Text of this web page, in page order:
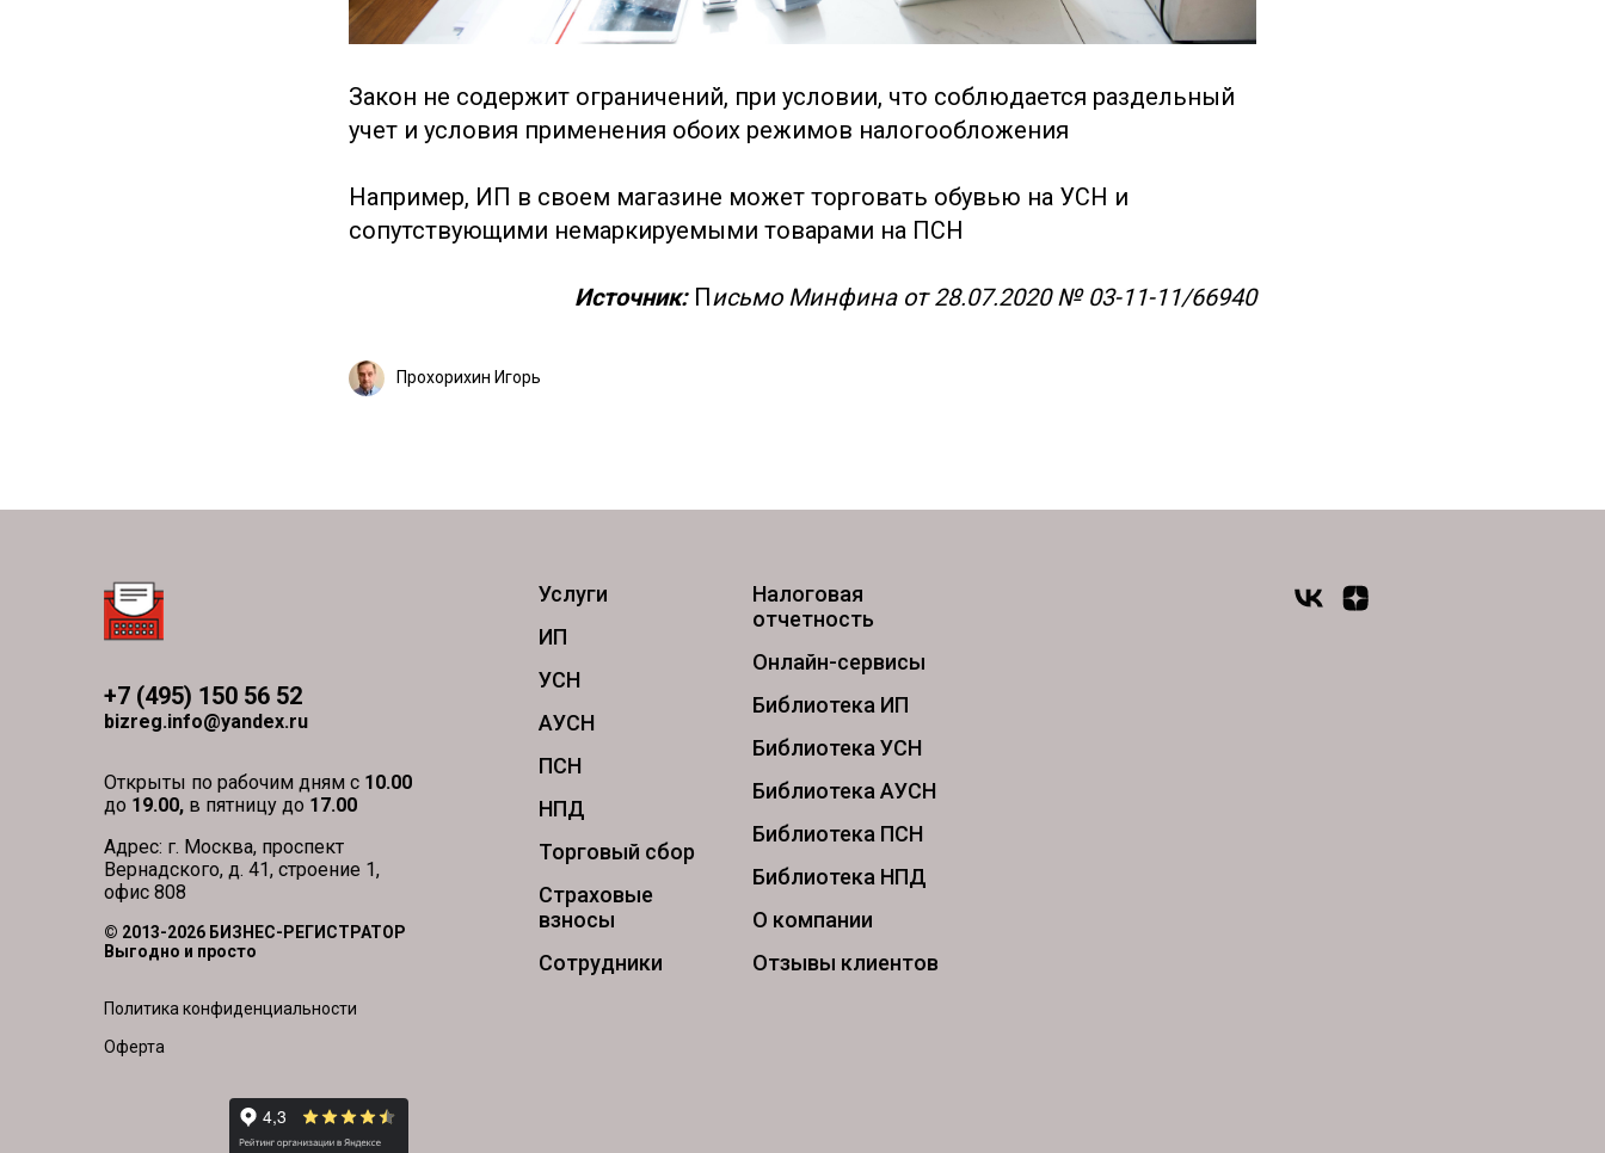
Закон не содержит ограничений, при условии, что соблюдается раздельный
учет и условия применения обоих режимов налогообложения
Например, ИП в своем магазине может торговать обувью на УСН и
сопутствующими немаркируемыми товарами на ПСН
Источник: Письмо Минфина от 28.07.2020 № 03-11-11/66940
Прохорихин Игорь
+7 (495) 150 56 52
bizreg.info@yandex.ru
Открыты по рабочим дням с 10.00
до 19.00, в пятницу до 17.00
Адрес: г. Москва, проспект
Вернадского, д. 41, строение 1,
офис 808
© 2013-2026 БИЗНЕС-РЕГИСТРАТОР
Выгодно и просто
Политика конфиденциальности
Оферта
Услуги
ИП
УСН
АУСН
ПСН
НПД
Торговый сбор
Страховые
взносы
Сотрудники
Налоговая
отчетность
Онлайн-сервисы
Библиотека ИП
Библиотека УСН
Библиотека АУСН
Библиотека ПСН
Библиотека НПД
О компании
Отзывы клиентов